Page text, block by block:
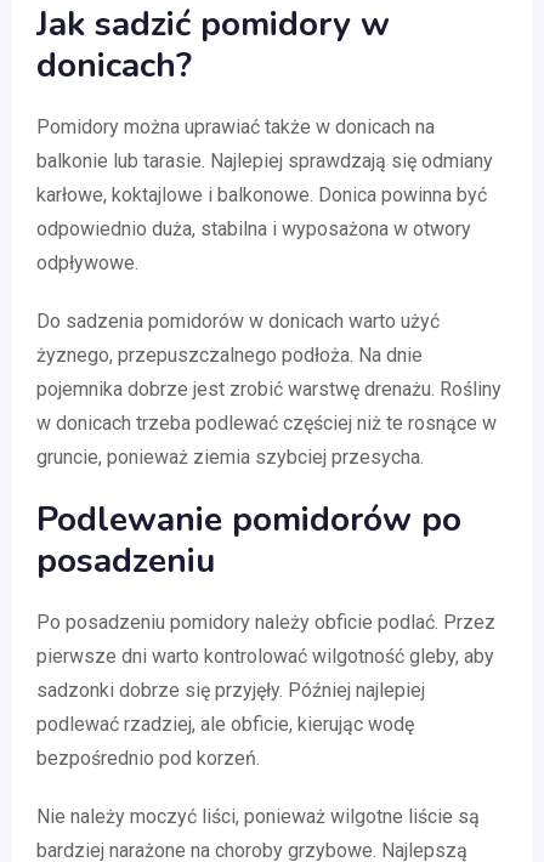
Jak sadzić pomidory w
donicach?
Pomidory można uprawiać także w donicach na
balkonie lub tarasie. Najlepiej sprawdzają się odmiany
karłowe, koktajlowe i balkonowe. Donica powinna być
odpowiednio duża, stabilna i wyposażona w otwory
odpływowe.
Do sadzenia pomidorów w donicach warto użyć
żyznego, przepuszczalnego podłoża. Na dnie
pojemnika dobrze jest zrobić warstwę drenażu. Rośliny
w donicach trzeba podlewać częściej niż te rosnące w
gruncie, ponieważ ziemia szybciej przesycha.
Podlewanie pomidorów po
posadzeniu
Po posadzeniu pomidory należy obficie podlać. Przez
pierwsze dni warto kontrolować wilgotność gleby, aby
sadzonki dobrze się przyjęły. Później najlepiej
podlewać rzadziej, ale obficie, kierując wodę
bezpośrednio pod korzeń.
Nie należy moczyć liści, ponieważ wilgotne liście są
bardziej narażone na choroby grzybowe. Najlepszą